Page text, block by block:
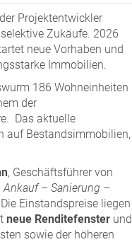
Projektentwickler
Zukäufe. 2026
neue Vorhaben und
Immobilien.
186 Wohneinheiten
der
Das aktuelle
auf Bestandsimmobilien,
, Geschäftsführer von
Ankauf – Sanierung –
Einstandspreise liegen
neue Renditefenster und
sowie der höheren